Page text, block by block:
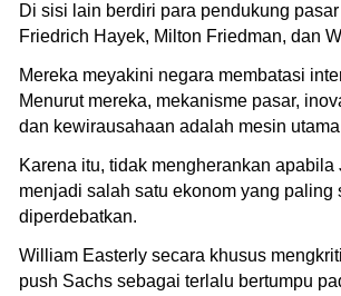
Di sisi lain berdiri para pendukung
Friedrich Hayek, Milton Friedman, dan
Mereka meyakini negara membatasi
Menurut mereka, mekanisme pasar,
dan kewirausahaan adalah mesin
Karena itu, tidak mengherankan apabila
menjadi salah satu ekonom yang paling
diperdebatkan.
William Easterly secara khusus
push Sachs sebagai terlalu bertumpu